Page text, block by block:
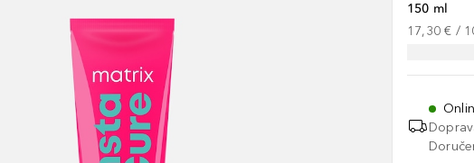
150 ml
17,30 € /